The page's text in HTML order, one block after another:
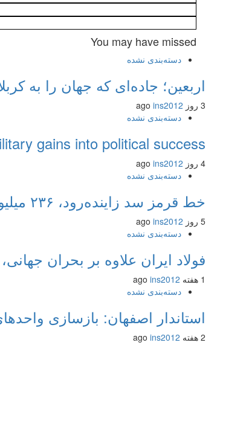
You may have missed
دسته‌بندی نشده
اربعین؛ جاده‌ای که جهان را به
3 روز ago
ins2012
دسته‌بندی نشده
gains into political success
4 روز ago
ins2012
دسته‌بندی نشده
خط قرمز سد زاینده‌رود، ۲۳۶ میلیون مترمکعب است
5 روز ago
ins2012
دسته‌بندی نشده
فولاد ایران علاوه بر بحران
1 هفته ago
ins2012
دسته‌بندی نشده
استاندار اصفهان: بازسازی
2 هفته ago ins2012